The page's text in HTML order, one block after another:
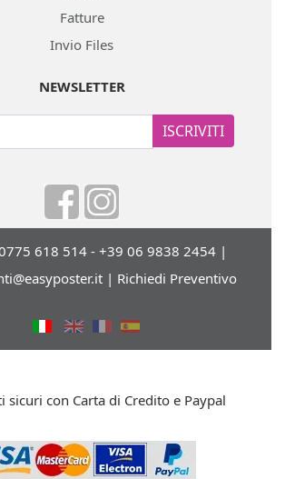
Fatture
Invio Files
NEWSLETTER
ISCRIVITI
618 514 - +39 06 9838 2454 |
| Richiedi Preventivo
sicuri con Carta di Credito e Paypal